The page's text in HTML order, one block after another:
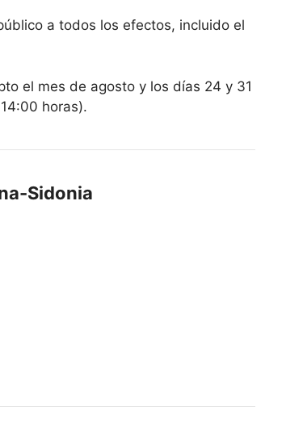
a todos los efectos, incluido el
el mes de agosto y los días 24 y 31
horas).
Sidonia